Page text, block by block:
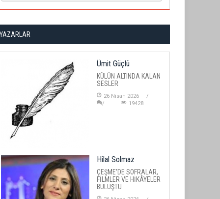
YAZARLAR
Ümit Güçlü
KÜLÜN ALTINDA KALAN
SESLER
26 Nisan 2026
19428
Hilal Solmaz
ÇEŞME'DE SOFRALAR,
FİLMLER VE HİKÂYELER
BULUŞTU